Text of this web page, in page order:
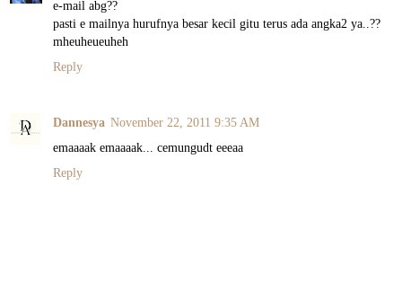
e-mail abg??
pasti e mailnya hurufnya besar kecil gitu terus ada angka2 ya..??
mheuheueuheh
Reply
Dannesya November 22, 2011 9:35 AM
emaaaak emaaaak... cemungudt eeeaa
Reply